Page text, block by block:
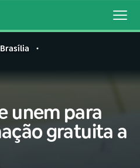
unem para
gratuita a